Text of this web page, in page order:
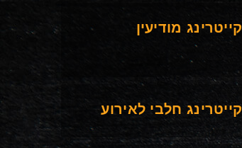
קייטרינג מודיעין
קייטרינג חלבי לאירוע